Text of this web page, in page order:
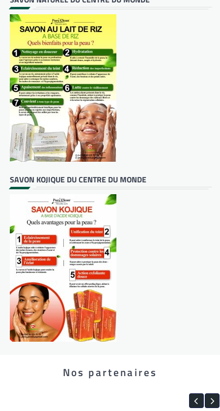
SAVON KOJIQUE DU CENTRE DU MONDE
Nos partenaires